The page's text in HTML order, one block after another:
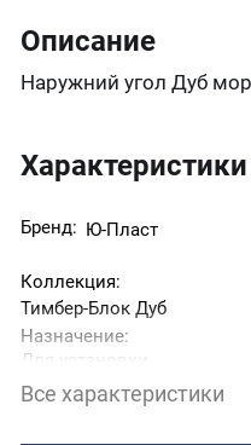
Описание
Наружний угол Дуб
Характеристики
Бренд: Ю-Пласт
Коллекция:
Тимбер-Блок Дуб
Назначение:
Для установки
сайдинга на стену
строения
Все характеристики